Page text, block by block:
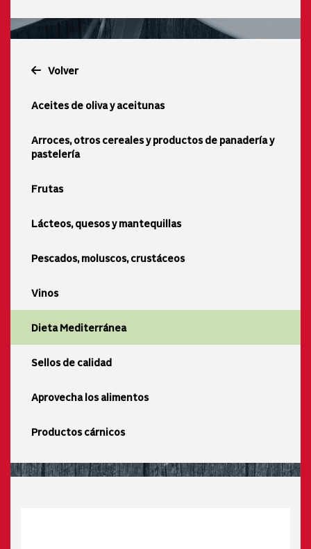
Volver
Aceites de oliva y aceitunas
Arroces, otros cereales y productos de panadería y
pastelería
Frutas
Lácteos, quesos y mantequillas
Pescados, moluscos, crustáceos
Vinos
Dieta Mediterránea
Sellos de calidad
Aprovecha los alimentos
Productos cárnicos